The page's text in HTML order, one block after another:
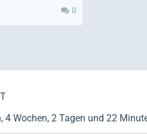
0
4 Wochen, 2 Tagen und 22